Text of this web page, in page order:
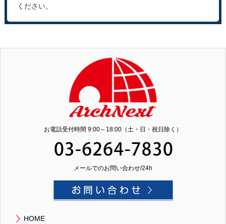
ください。
お電話受付時間 9:00～18:00（土・日・祝日除く）
メールでのお問い合わせ/24h
HOME